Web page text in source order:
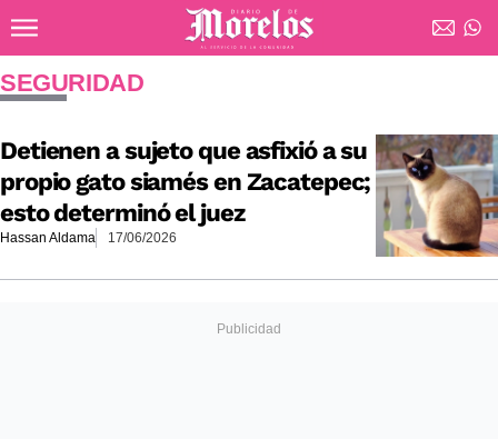
Diario de Morelos
SEGURIDAD
Detienen a sujeto que asfixió a su
propio gato siamés en Zacatepec;
esto determinó el juez
Hassan Aldama 17/06/2026